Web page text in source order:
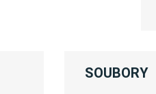
SOUBORY